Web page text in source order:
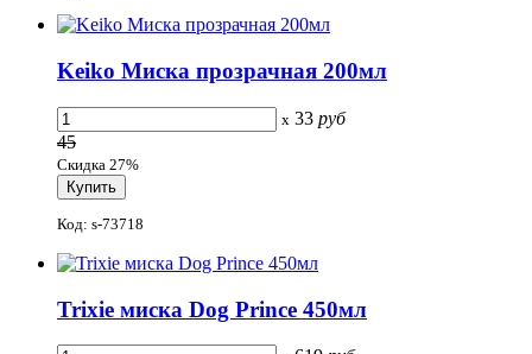
Keiko Миска прозрачная 200мл
x 33 руб
45
Скидка 27%
Код: s-73718
Trixie миска Dog Prince 450мл